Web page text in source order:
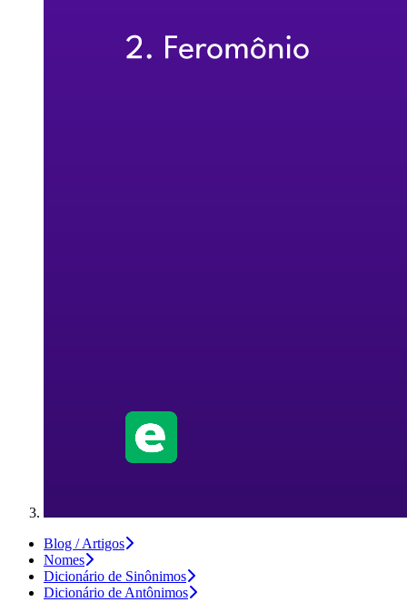
Blog / Artigos
Nomes
Dicionário de Sinônimos
Dicionário de Antônimos